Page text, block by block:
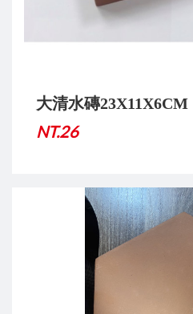
大清水磚23X11X6CM
NT.26